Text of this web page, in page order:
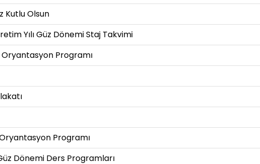
Kutlu Olsun
Yılı Güz Dönemi Staj Takvimi
Programı
Programı
Dönemi Ders Programları